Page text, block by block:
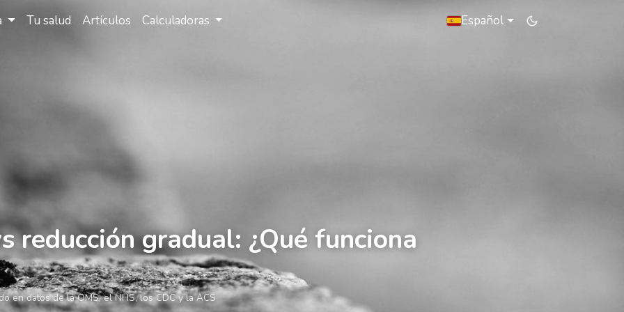
Tu salud Artículos Calculadoras Español
reducción gradual: ¿Qué funciona
en datos de la OMS, el NHS, los CDC y la ACS